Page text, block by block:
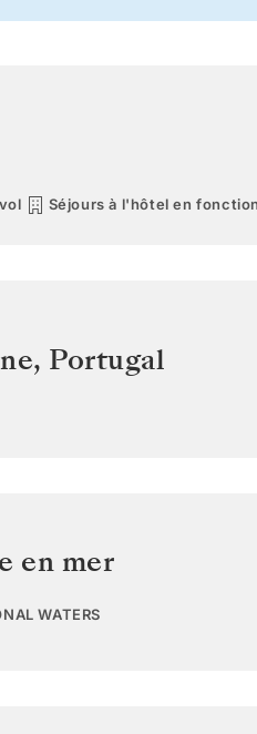
Séjours à l'hôtel en
, Portugal
en mer
WATERS